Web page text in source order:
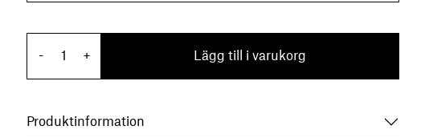
- Vitrinskåp Jönköping mängd
+ Lägg till i varukorg
Produktinformation